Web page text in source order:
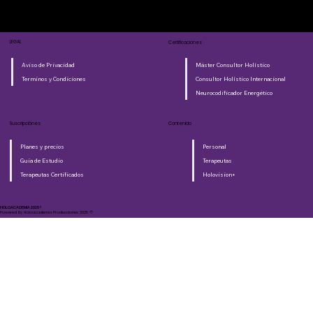
Aviso de Privacidad
Terminos y Condiciones
LEGAL
Máster Consultor Holístico
Consultor Holístico Internacional
Neurocodificador Energético
Certificaciones
Contenido
Personal
Terapeutas
Holovision+
Planes y precios
Guia de Estudio
Terapeutas Certificados
Suscripciónes
HOLOACADEMIA 2025®​
Powered By Holoacademia Producciones 2025 ©